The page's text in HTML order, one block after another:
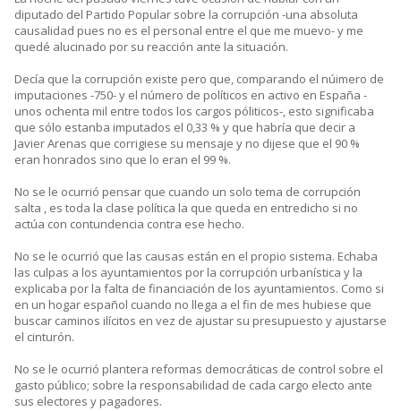
diputado del Partido Popular sobre la corrupción -una absoluta
causalidad pues no es el personal entre el que me muevo- y me
quedé alucinado por su reacción ante la situación.
Decía que la corrupción existe pero que, comparando el núimero de
imputaciones -750- y el número de políticos en activo en España -
unos ochenta mil entre todos los cargos póliticos-, esto significaba
que sólo estanba imputados el 0,33 % y que habría que decir a
Javier Arenas que corrigiese su mensaje y no dijese que el 90 %
eran honrados sino que lo eran el 99 %.
No se le ocurrió pensar que cuando un solo tema de corrupción
salta , es toda la clase política la que queda en entredicho si no
actúa con contundencia contra ese hecho.
No se le ocurrió que las causas están en el propio sistema. Echaba
las culpas a los ayuntamientos por la corrupción urbanística y la
explicaba por la falta de financiación de los ayuntamientos. Como si
en un hogar español cuando no llega a el fin de mes hubiese que
buscar caminos ilícitos en vez de ajustar su presupuesto y ajustarse
el cinturón.
No se le ocurrió plantera reformas democráticas de control sobre el
gasto público; sobre la responsabilidad de cada cargo electo ante
sus electores y pagadores.